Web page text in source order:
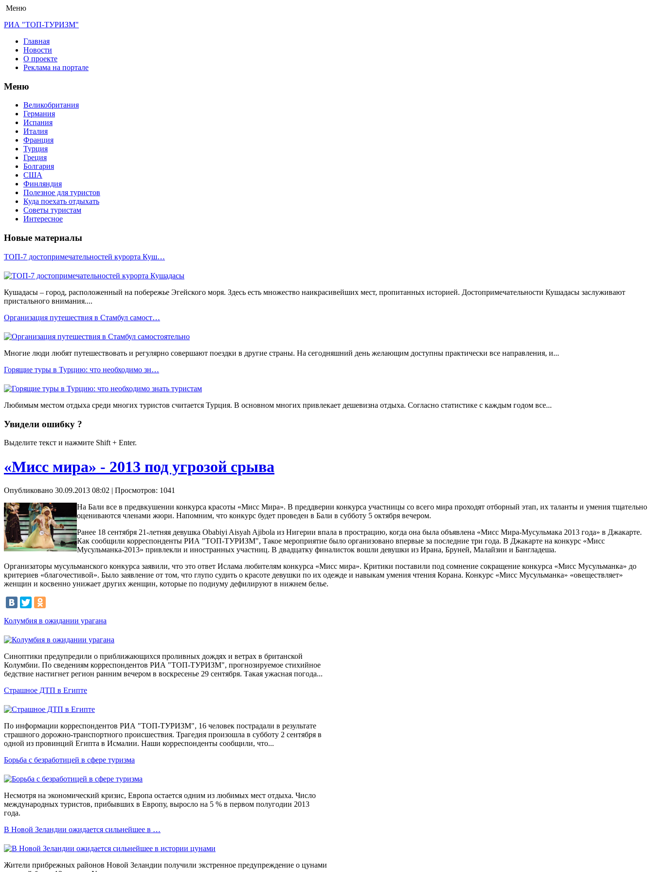
Меню
РИА "ТОП-ТУРИЗМ"
Главная
Новости
О проекте
Реклама на портале
Меню
Великобритания
Германия
Испания
Италия
Франция
Турция
Греция
Болгария
США
Финляндия
Полезное для туристов
Куда поехать отдыхать
Советы туристам
Интересное
Новые материалы
ТОП-7 достопримечательностей курорта Куш…
Кушадасы – город, расположенный на побережье Эгейского моря. Здесь есть множество наикрасивейших мест, пропитанных историей. Достопримечательности Кушадасы заслуживают
пристального внимания....
Организация путешествия в Стамбул самост…
Многие люди любят путешествовать и регулярно совершают поездки в другие страны. На сегодняшний день желающим доступны практически все направления, и...
Горящие туры в Турцию: что необходимо зн…
Любимым местом отдыха среди многих туристов считается Турция. В основном многих привлекает дешевизна отдыха. Согласно статистике с каждым годом все...
Увидели ошибку ?
Выделите текст и нажмите Shift + Enter.
«Мисс мира» - 2013 под угрозой срыва
Опубликовано 30.09.2013 08:02 | Просмотров: 1041
На Бали все в предвкушении конкурса красоты «Мисс Мира». В преддверии конкурса участницы со всего мира проходят отборный этап, их таланты и умения тщательно
оцениваются членами жюри. Напомним, что конкурс будет проведен в Бали в субботу 5 октября вечером.
Ранее 18 сентября 21-летняя девушка Obabiyi Aisyah Ajibola из Нигерии впала в прострацию, когда она была объявлена «Мисс Мира-Мусульмака 2013 года» в Джакарте.
Как сообщили корреспонденты РИА "ТОП-ТУРИЗМ", Такое мероприятие было организовано впервые за последние три года. В Джакарте на конкурс «Мисс
Мусульманка-2013» привлекли и иностранных участниц. В двадцатку финалисток вошли девушки из Ирана, Бруней, Малайзии и Бангладеша.
Организаторы мусульманского конкурса заявили, что это ответ Ислама любителям конкурса «Мисс мира». Критики поставили под сомнение сокращение конкурса «Мисс Мусульманка» до
критериев «благочестивой». Было заявление от том, что глупо судить о красоте девушки по их одежде и навыкам умения чтения Корана. Конкурс «Мисс Мусульманка» «овеществляет»
женщин и косвенно унижает других женщин, которые по подиуму дефилируют в нижнем белье.
Колумбия в ожидании урагана
Синоптики предупредили о приближающихся проливных дождях и ветрах в британской
Колумбии. По сведениям корреспондентов РИА "ТОП-ТУРИЗМ", прогнозируемое стихийное
бедствие настигнет регион ранним вечером в воскресенье 29 сентября. Такая ужасная погода...
Страшное ДТП в Египте
По информации корреспондентов РИА "ТОП-ТУРИЗМ", 16 человек пострадали в результате
страшного дорожно-транспортного происшествия. Трагедия произошла в субботу 2 сентября в
одной из провинций Египта в Исмалии. Наши корреспонденты сообщили, что...
Борьба с безработицей в сфере туризма
Несмотря на экономический кризис, Европа остается одним из любимых мест отдыха. Число
международных туристов, прибывших в Европу, выросло на 5 % в первом полугодии 2013
года.
В Новой Зеландии ожидается сильнейшее в …
Жители прибрежных районов Новой Зеландии получили экстренное предупреждение о цунами